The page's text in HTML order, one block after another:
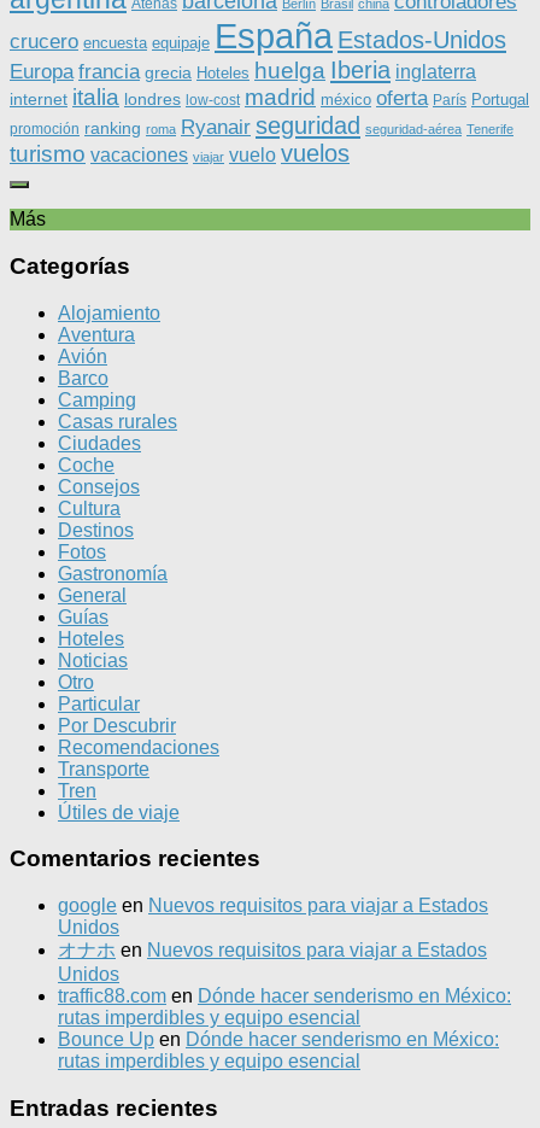
Atenas Berlín Brasil china
crucero encuesta equipaje España Estados-Unidos
Europa francia grecia Hoteles huelga Iberia inglaterra
internet italia londres low-cost madrid méxico oferta París Portugal
promoción ranking roma Ryanair seguridad seguridad-aérea Tenerife
turismo vacaciones viajar vuelo vuelos
Más
Categorías
Alojamiento
Aventura
Avión
Barco
Camping
Casas rurales
Ciudades
Coche
Consejos
Cultura
Destinos
Fotos
Gastronomía
General
Guías
Hoteles
Noticias
Otro
Particular
Por Descubrir
Recomendaciones
Transporte
Tren
Útiles de viaje
Comentarios recientes
google en Nuevos requisitos para viajar a Estados
Unidos
オナホ en Nuevos requisitos para viajar a Estados
Unidos
traffic88.com en Dónde hacer senderismo en México:
rutas imperdibles y equipo esencial
Bounce Up en Dónde hacer senderismo en México:
rutas imperdibles y equipo esencial
Entradas recientes